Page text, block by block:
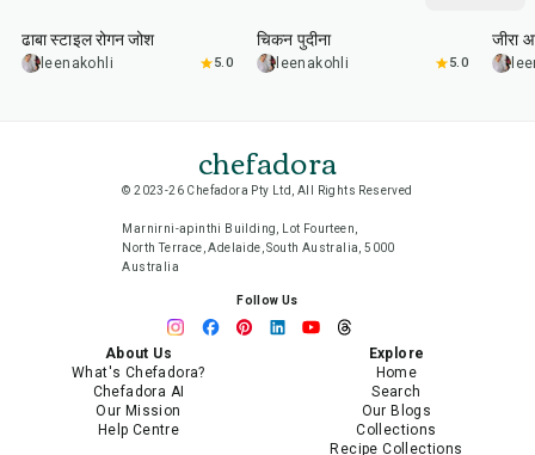
ढाबा स्टाइल रोगन जोश
leenakohli 5.0
चिकन पुदीना
leenakohli 5.0
जीरा
chefadora
© 2023-26 Chefadora Pty Ltd, All Rights Reserved
Marnirni-apinthi Building, Lot Fourteen,
North Terrace, Adelaide, South Australia, 5000
Australia
Follow Us
About Us
What's Chefadora?
Chefadora AI
Our Mission
Help Centre
Explore
Home
Search
Our Blogs
Collections
Recipe Collections